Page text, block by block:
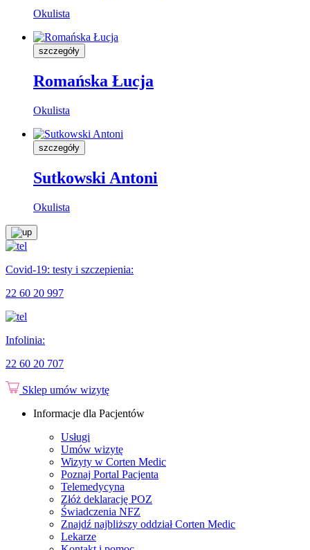
Okulista
szczegóły
Romańska Łucja
Okulista
szczegóły
Sutkowski Antoni
Okulista
Covid-19: testy i szczepienia:
22 60 20 997
Infolinia:
22 60 20 707
Sklep umów wizytę
Informacje dla Pacjentów
Usługi
Umów wizytę
Wizyty w Corten Medic
Poznaj Portal Pacjenta
Telemedycyna
Złóż deklarację POZ
Świadczenia NFZ
Znajdź najbliższy oddział Corten Medic
Lekarze